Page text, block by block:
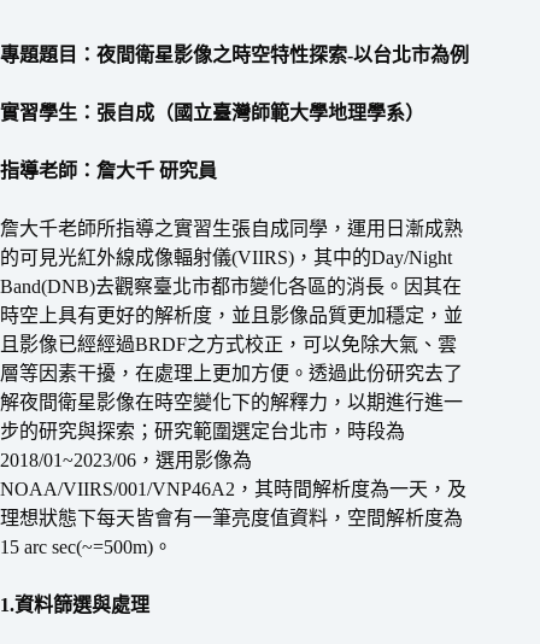
專題題目：夜間衛星影像之時空特性探索-以台北市為例
實習學生：張自成（國立臺灣師範大學地理學系）
指導老師：詹大千 研究員
詹大千老師所指導之實習生張自成同學，運用日漸成熟
的可見光紅外線成像輻射儀(VIIRS)，其中的Day/Night
Band(DNB)去觀察臺北市都市變化各區的消長。因其在
時空上具有更好的解析度，並且影像品質更加穩定，並
且影像已經經過BRDF之方式校正，可以免除大氣、雲
層等因素干擾，在處理上更加方便。透過此份研究去了
解夜間衛星影像在時空變化下的解釋力，以期進行進一
步的研究與探索；研究範圍選定台北市，時段為
2018/01~2023/06，選用影像為
NOAA/VIIRS/001/VNP46A2，其時間解析度為一天，及
理想狀態下每天皆會有一筆亮度值資料，空間解析度為
15 arc sec(~=500m)。
1.資料篩選與處理